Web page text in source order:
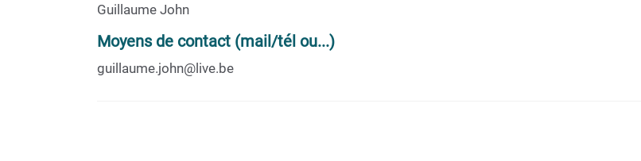
Guillaume John
Moyens de contact (mail/tél ou...)
guillaume.john@live.be